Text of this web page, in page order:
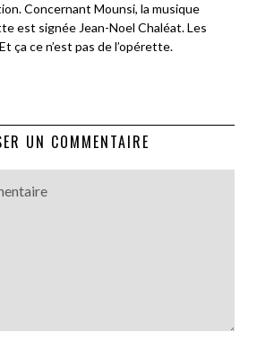
Concernant Mounsi, la musique
est signée Jean-Noel Chaléat. Les
ça ce n’est pas de l’opérette.
UN COMMENTAIRE